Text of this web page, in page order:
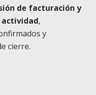
de facturación y
,
y
cierre.